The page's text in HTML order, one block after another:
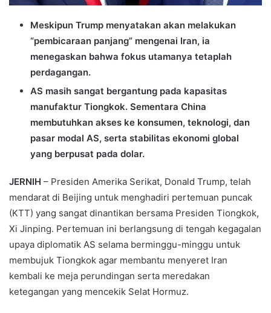
Meskipun Trump menyatakan akan melakukan
“pembicaraan panjang” mengenai Iran, ia
menegaskan bahwa fokus utamanya tetaplah
perdagangan.
AS masih sangat bergantung pada kapasitas
manufaktur Tiongkok. Sementara China
membutuhkan akses ke konsumen, teknologi, dan
pasar modal AS, serta stabilitas ekonomi global
yang berpusat pada dolar.
JERNIH – Presiden Amerika Serikat, Donald Trump, telah
mendarat di Beijing untuk menghadiri pertemuan puncak
(KTT) yang sangat dinantikan bersama Presiden Tiongkok,
Xi Jinping. Pertemuan ini berlangsung di tengah kegagalan
upaya diplomatik AS selama berminggu-minggu untuk
membujuk Tiongkok agar membantu menyeret Iran
kembali ke meja perundingan serta meredakan
ketegangan yang mencekik Selat Hormuz.